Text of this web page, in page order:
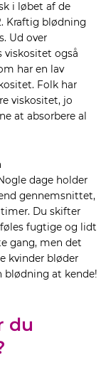
i løbet af de
Kraftig blødning
Ud over
viskositet også
har en lav
Folk har
viskositet, jo
at absorbere al
dage holder
gennemsnittet,
Du skifter
fugtige og lidt
gang, men det
kvinder bløder
blødning at kende!
du